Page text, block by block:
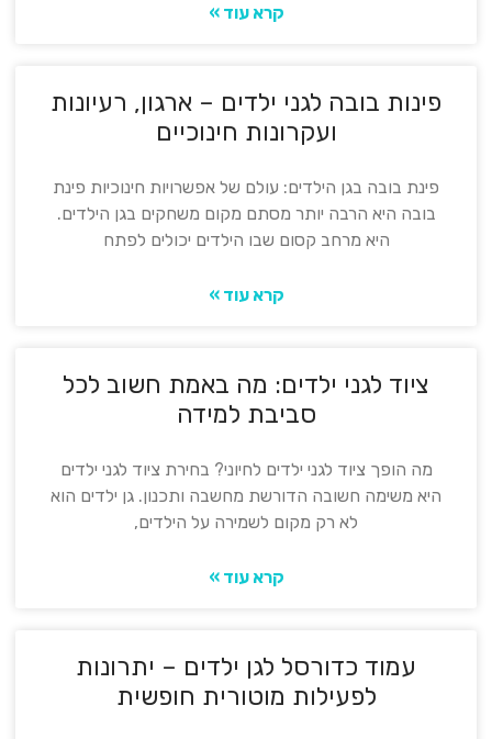
קרא עוד »
פינות בובה לגני ילדים – ארגון, רעיונות
ועקרונות חינוכיים
פינת בובה בגן הילדים: עולם של אפשרויות חינוכיות פינת
בובה היא הרבה יותר מסתם מקום משחקים בגן הילדים.
היא מרחב קסום שבו הילדים יכולים לפתח
קרא עוד »
ציוד לגני ילדים: מה באמת חשוב לכל
סביבת למידה
מה הופך ציוד לגני ילדים לחיוני? בחירת ציוד לגני ילדים
היא משימה חשובה הדורשת מחשבה ותכנון. גן ילדים הוא
לא רק מקום לשמירה על הילדים,
קרא עוד »
עמוד כדורסל לגן ילדים – יתרונות
לפעילות מוטורית חופשית